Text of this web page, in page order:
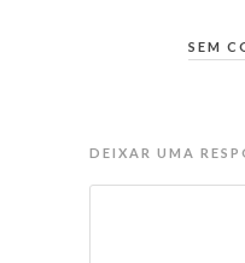
SEM
DEIXAR UMA